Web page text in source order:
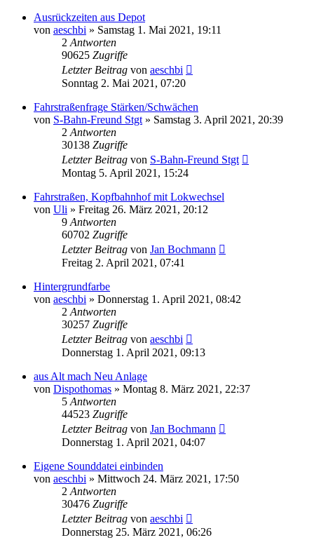
Ausrückzeiten aus Depot
von aeschbi » Samstag 1. Mai 2021, 19:11
2 Antworten
90625 Zugriffe
Letzter Beitrag von aeschbi
Sonntag 2. Mai 2021, 07:20
Fahrstraßenfrage Stärken/Schwächen
von S-Bahn-Freund Stgt » Samstag 3. April 2021, 20:39
2 Antworten
30138 Zugriffe
Letzter Beitrag von S-Bahn-Freund Stgt
Montag 5. April 2021, 15:24
Fahrstraßen, Kopfbahnhof mit Lokwechsel
von Uli » Freitag 26. März 2021, 20:12
9 Antworten
60702 Zugriffe
Letzter Beitrag von Jan Bochmann
Freitag 2. April 2021, 07:41
Hintergrundfarbe
von aeschbi » Donnerstag 1. April 2021, 08:42
2 Antworten
30257 Zugriffe
Letzter Beitrag von aeschbi
Donnerstag 1. April 2021, 09:13
aus Alt mach Neu Anlage
von Dispothomas » Montag 8. März 2021, 22:37
5 Antworten
44523 Zugriffe
Letzter Beitrag von Jan Bochmann
Donnerstag 1. April 2021, 04:07
Eigene Sounddatei einbinden
von aeschbi » Mittwoch 24. März 2021, 17:50
2 Antworten
30476 Zugriffe
Letzter Beitrag von aeschbi
Donnerstag 25. März 2021, 06:26